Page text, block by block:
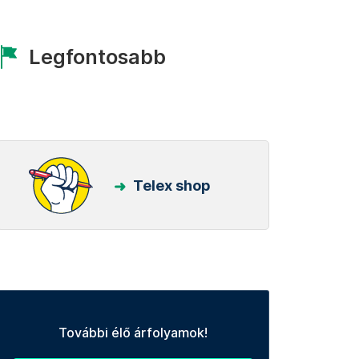
Legfontosabb
Telex shop
További élő árfolyamok!